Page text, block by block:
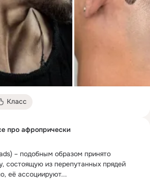
Класс
про афропрически
– подобным образом принято
состоящую из перепутанных прядей
её ассоциируют...